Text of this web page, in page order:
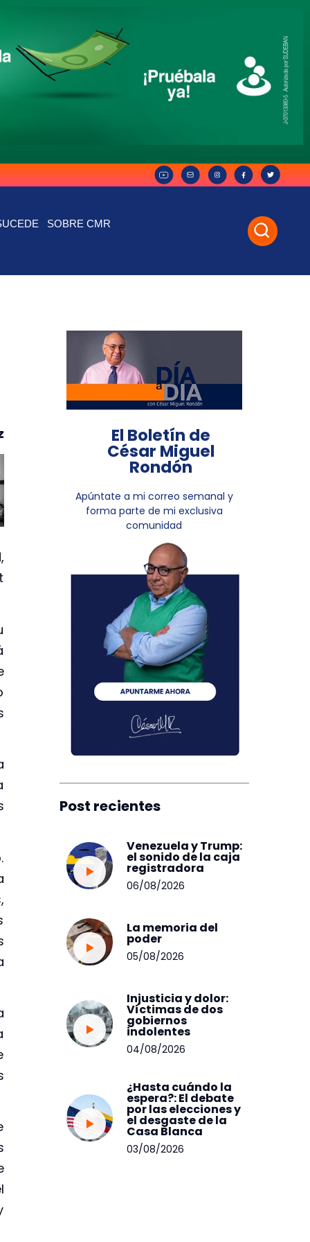
SOBRE CMR
El Boletín de
César Miguel
Rondón
Apúntate a mi correo semanal y
forma parte de mi exclusiva
comunidad
Post recientes
Venezuela y Trump:
el sonido de la caja
registradora
06/08/2026
La memoria del
poder
05/08/2026
Injusticia y dolor:
Víctimas de dos
gobiernos
indolentes
04/08/2026
¿Hasta cuándo la
espera?: El debate
por las elecciones y
el desgaste de la
Casa Blanca
03/08/2026